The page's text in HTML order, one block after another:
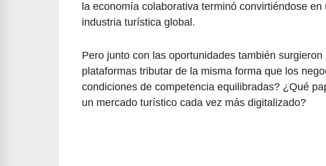
la economía colaborativa terminó convirtiéndose
industria turística global.
Pero junto con las oportunidades también
plataformas tributar de la misma forma que los
condiciones de competencia equilibradas? ¿Qué
un mercado turístico cada vez más digitalizado?